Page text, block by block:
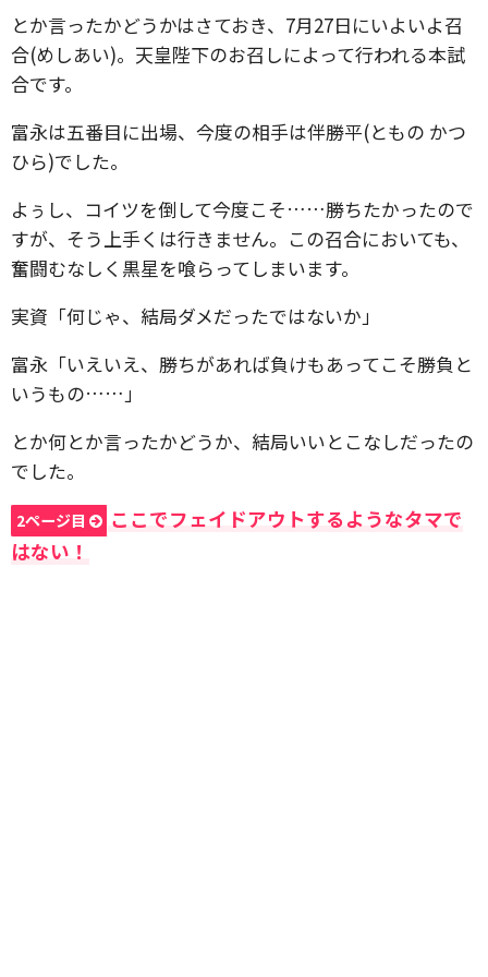
とか言ったかどうかはさておき、7月27日にいよいよ召
合(めしあい)。天皇陛下のお召しによって行われる本試
合です。
富永は五番目に出場、今度の相手は伴勝平(ともの かつ
ひら)でした。
よぅし、コイツを倒して今度こそ……勝ちたかったので
すが、そう上手くは行きません。この召合においても、
奮闘むなしく黒星を喰らってしまいます。
実資「何じゃ、結局ダメだったではないか」
富永「いえいえ、勝ちがあれば負けもあってこそ勝負と
いうもの……」
とか何とか言ったかどうか、結局いいとこなしだったの
でした。
2ページ目
ここでフェイドアウトするようなタマで
はない！